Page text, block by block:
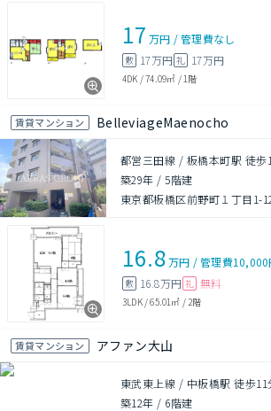
17 万円 /管理費なし
敷 17万円 礼 17万円
4DK /74.09㎡ / 1階
賃貸マンション BelleviageMaenocho
都営三田線 / 板橋本町駅 徒歩
築29年 /5階建
東京都板橋区前野町１丁目1-
16.8万円 /管理費10,000
敷 16.8万円 礼 無料
3LDK/65.01㎡ / 2階
賃貸マンション アファン大山
東武東上線 / 中板橋駅 徒歩11
築12年 / 6階建